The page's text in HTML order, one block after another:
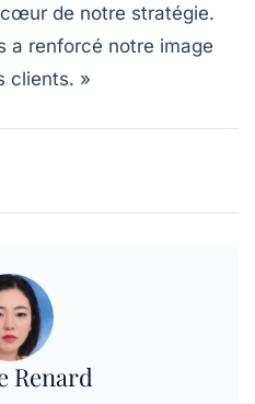
de notre stratégie.
a renforcé notre image
clients. »
Renard